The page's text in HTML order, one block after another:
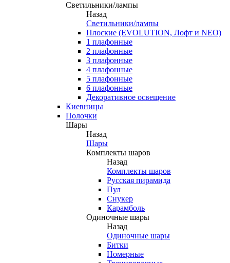
Светильники/лампы
Назад
Светильники/лампы
Плоские (EVOLUTION, Лофт и NEO)
1 плафонные
2 плафонные
3 плафонные
4 плафонные
5 плафонные
6 плафонные
Декоративное освещение
Киевницы
Полочки
Шары
Назад
Шары
Комплекты шаров
Назад
Комплекты шаров
Русская пирамида
Пул
Снукер
Карамболь
Одиночные шары
Назад
Одиночные шары
Битки
Номерные